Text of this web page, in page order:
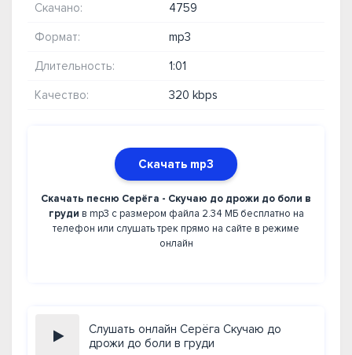
Скачано: 4759
Формат: mp3
Длительность: 1:01
Качество: 320 kbps
Скачать mp3
Скачать песню Серёга - Скучаю до дрожи до боли в
груди в mp3 с размером файла 2.34 МБ бесплатно на
телефон или слушать трек прямо на сайте в режиме
онлайн
Слушать онлайн Серёга Скучаю до
дрожи до боли в груди